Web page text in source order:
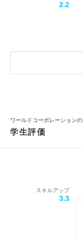
2.2
ワールドコーポレーションの
学生評価
スキルアップ
3.3